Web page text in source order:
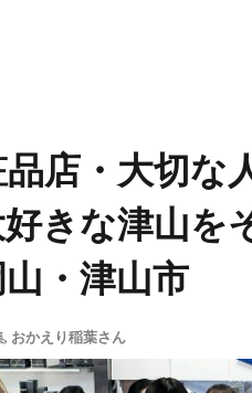
店・大切な
好きな津山を
・津山市
, おかえり稲葉さん